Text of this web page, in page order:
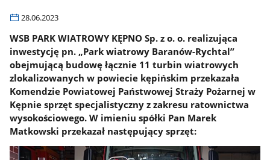
28.06.2023
WSB PARK WIATROWY KĘPNO Sp. z o. o. realizująca
inwestycję pn. „Park wiatrowy Baranów-Rychtal”
obejmującą budowę łącznie 11 turbin wiatrowych
zlokalizowanych w powiecie kępińskim przekazała
Komendzie Powiatowej Państwowej Straży Pożarnej w
Kępnie sprzęt specjalistyczny z zakresu ratownictwa
wysokościowego. W imieniu spółki Pan Marek
Matkowski przekazał następujący sprzęt: